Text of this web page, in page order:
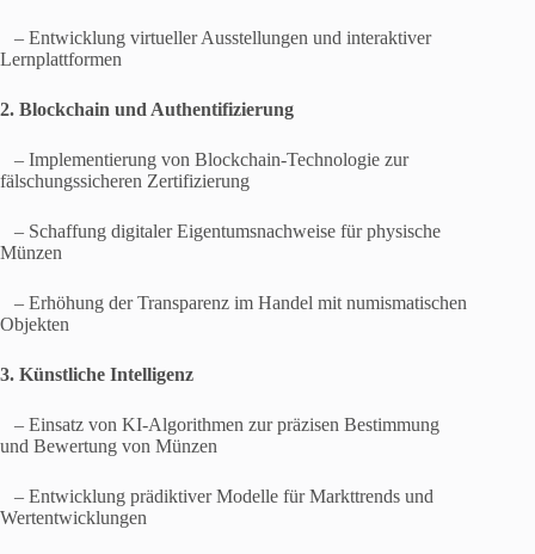
– Entwicklung virtueller Ausstellungen und interaktiver
Lernplattformen
2. Blockchain und Authentifizierung
– Implementierung von Blockchain-Technologie zur
fälschungssicheren Zertifizierung
– Schaffung digitaler Eigentumsnachweise für physische
Münzen
– Erhöhung der Transparenz im Handel mit numismatischen
Objekten
3. Künstliche Intelligenz
– Einsatz von KI-Algorithmen zur präzisen Bestimmung
und Bewertung von Münzen
– Entwicklung prädiktiver Modelle für Markttrends und
Wertentwicklungen